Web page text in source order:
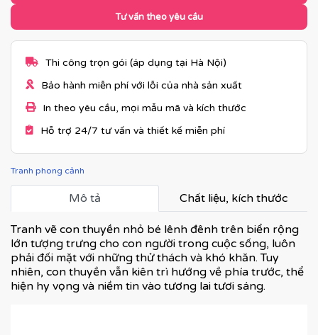
Tư vấn theo yêu cầu
Thi công trọn gói (áp dụng tại Hà Nội)
Bảo hành miễn phí với lỗi của nhà sản xuất
In theo yêu cầu, mọi mẫu mã và kích thước
Hỗ trợ 24/7 tư vấn và thiết kế miễn phí
Tranh phong cảnh
Mô tả Chất liệu, kích thước
Tranh vẽ con thuyền nhỏ bé lênh đênh trên biển rộng
lớn tượng trưng cho con người trong cuộc sống, luôn
phải đối mặt với những thử thách và khó khăn. Tuy
nhiên, con thuyền vẫn kiên trì hướng về phía trước, thể
hiện hy vọng và niềm tin vào tương lai tươi sáng.